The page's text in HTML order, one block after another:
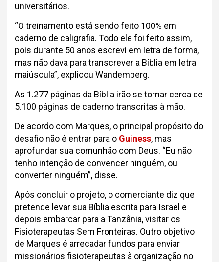
universitários.
“O treinamento está sendo feito 100% em
caderno de caligrafia. Todo ele foi feito assim,
pois durante 50 anos escrevi em letra de forma,
mas não dava para transcrever a Bíblia em letra
maiúscula”, explicou Wandemberg.
As 1.277 páginas da Bíblia irão se tornar cerca de
5.100 páginas de caderno transcritas à mão.
De acordo com Marques, o principal propósito do
desafio não é entrar para o Guiness, mas
aprofundar sua comunhão com Deus. “Eu não
tenho intenção de convencer ninguém, ou
converter ninguém”, disse.
Após concluir o projeto, o comerciante diz que
pretende levar sua Bíblia escrita para Israel e
depois embarcar para a Tanzânia, visitar os
Fisioterapeutas Sem Fronteiras. Outro objetivo
de Marques é arrecadar fundos para enviar
missionários fisioterapeutas à organização no